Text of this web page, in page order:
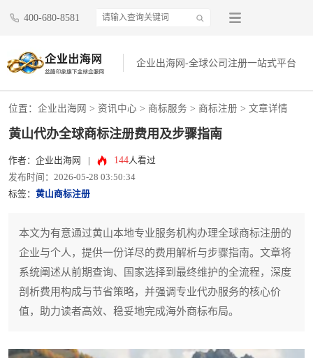
400-680-8581
企业出海网-全球公司注册一站式平台
位置： 企业出海网 > 资讯中心 > 商标服务 > 商标注册 > 文章详情
黄山代办全球商标注册费用及步骤指南
作者：企业出海网 144人看过
发布时间：2026-05-28 03:50:34
标签： 黄山商标注册
本文为有意通过黄山本地专业服务机构办理全球商标注册的
企业与个人，提供一份详尽的费用解析与步骤指南。文章将
系统阐述从前期查询、国家选择到最终维护的全流程，深度
剖析费用构成与节省策略，并强调专业代办服务的核心价
值，助力读者高效、稳妥地完成海外商标布局。